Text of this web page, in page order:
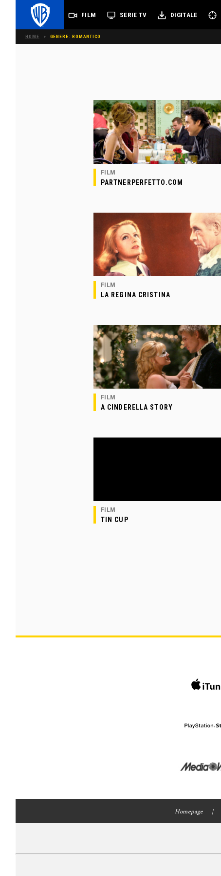
FILM SERIE TV DIGITALE
HOME > GENERE: ROMANTICO
FILM
PARTNERPERFETTO.COM
FILM
LA REGINA CRISTINA
FILM
A CINDERELLA STORY
FILM
TIN CUP
Homepage